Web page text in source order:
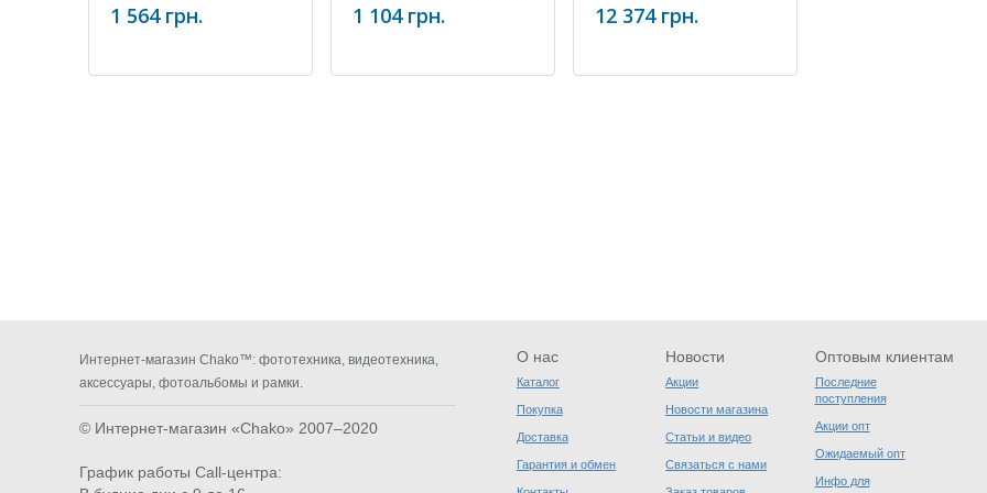
1 564 грн.
3/5/6/7)
1 104 грн. 12 374 грн.
Интернет-магазин Chako™: фототехника, видеотехника,
аксессуары, фотоальбомы и рамки.
© Интернет-магазин «Chako» 2007–2020
График работы Call-центра:
О нас
Каталог
Покупка
Доставка
Гарантия и обмен
Новости
Акции
Новости магазина
Статьи и видео
Связаться с нами
Оптовым клиентам
Последние
поступления
Акции опт
Ожидаемый опт
Инфо для